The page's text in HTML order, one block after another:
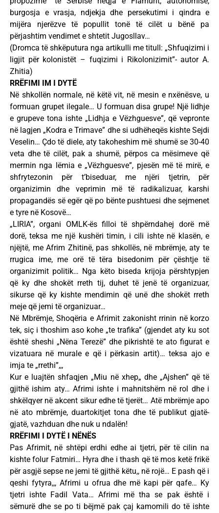
burgosja e vrasja, ndjekja dhe persekutimi i qindra e
mijëra njerëzve të popullit tonë të cilët u bënë pa
përjashtim vendimet e shtetit Jugosllav…
(Dromca të shkëputura nga artikulli me titull: „Shfuqizimi i
ligjit për kolonistët – fuqizimi i Rikolonizimit”- autor A.
Zhitia)
RRËFIMI IM I DYTË
Në shkollën normale, në këtë vit, në mesin e nxënësve, u
formuan grupet ilegale… U formuan disa grupe! Një lidhje
e grupeve tona ishte „Lidhja e Vëzhguesve”, që vepronte
në lagjen „Kodra e Trimave” dhe si udhëheqës kishte Sejdi
Veselin… Çdo të diele, aty takoheshim më shumë se 30-40
veta dhe të cilët, pak a shumë, përpos ca mësimeve që
merrnin nga lëmia e „Vëzhguesve”, pjesën më të mirë, e
shfrytezonin për t’biseduar, me njëri tjetrin, për
organizimin dhe veprimin më të radikalizuar, karshi
propagandës së egër që po bënte pushtuesi dhe sejmenet
e tyre në Kosovë…
„LIRIA”, organi OMLK-ës filloi të shpërndahej dorë më
dorë, teksa me një kushëri timin, i cili ishte në klasën, e
njëjtë, me Afrim Zhitinë, pas shkollës, në mbrëmje, aty te
rrugica ime, me orë të tëra bisedonim për çështje të
organizimit politik… Nga këto biseda krijoja përshtypjen
që ky dhe shokët rreth tij, duhet të jenë të organizuar,
sikurse që ky kishte mendimin që unë dhe shokët rreth
meje që jemi të organizuar…
Në Mbrëmje, Shoqëria e Afrimit zakonisht rrinin në korzo
tek, siç i thoshim aso kohe „te trafika” (gjendet aty ku sot
është sheshi „Nëna Terezë” dhe pikrishtë te ato figurat e
vizatuara në murale e që i përkasin artit)… teksa ajo e
imja te „rrethi”,,,
Kur e luajtën shfaqjen „Miu në xhep„ dhe „Ajshen” që të
gjithë ishim aty… Afrimi ishte i mahnitshëm në rol dhe i
shkëlqyer në akcent sikur edhe të tjerët… Atë mbrëmje apo
në ato mbrëmje, duartokitjet tona dhe të publikut gjatë-
gjatë, vazhduan dhe nuk u ndalën!
RRËFIMI I DYTË I NËNËS
Pas Afrimit, në shtëpi erdhi edhe ai tjetri, për të cilin na
kishte folur Fatmiri… Hyra dhe i thash që të mos ketë frikë
për asgjë sepse ne jemi të gjithë këtu,, në rojë… E pash që i
qeshi fytyra,,, Afrimi u ofrua dhe më kapi për qafe… Ky
tjetri ishte Fadil Vata… Afrimi më tha se pak është i
sëmurë dhe se po ti bëjmë pak çaj kamomili do të ishte